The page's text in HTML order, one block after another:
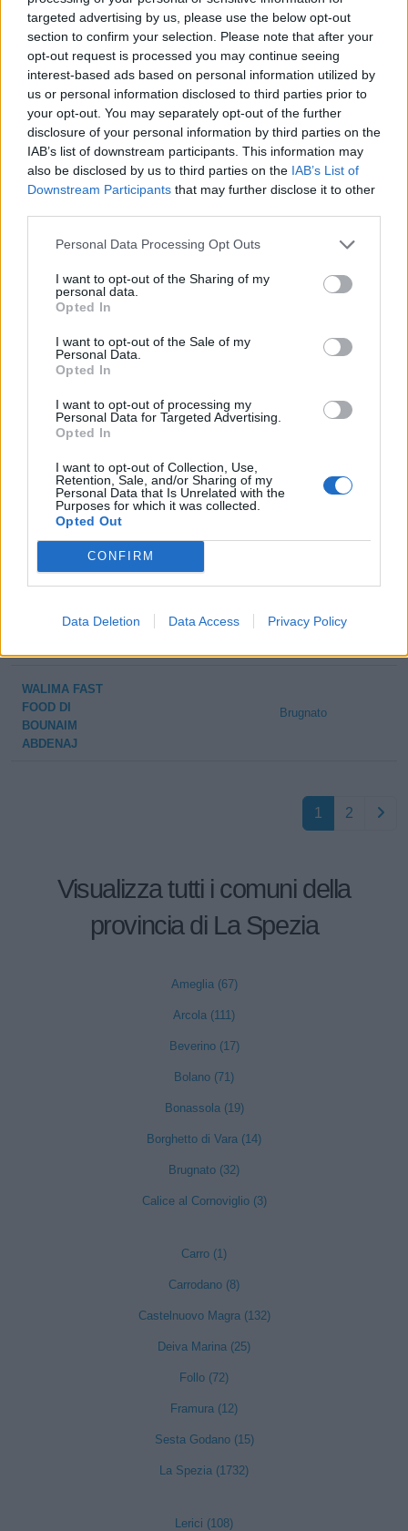
targeted advertising by us, please use the below opt-out
section to confirm your selection. Please note that after your
opt-out request is processed you may continue seeing
interest-based ads based on personal information utilized by
us or personal information disclosed to third parties prior to
your opt-out. You may separately opt-out of the further
disclosure of your personal information by third parties on the
IAB’s list of downstream participants. This information may
also be disclosed by us to third parties on the IAB’s List of
Downstream Participants that may further disclose it to other
Personal Data Processing Opt Outs
I want to opt-out of the Sharing of my
personal data.
Opted In
I want to opt-out of the Sale of my
Personal Data.
Opted In
I want to opt-out of processing my
Personal Data for Targeted Advertising.
Opted In
I want to opt-out of Collection, Use,
Retention, Sale, and/or Sharing of my
Personal Data that Is Unrelated with the
Purposes for which it was collected.
Opted Out
CONFIRM
Data Deletion Data Access Privacy Policy
DEI F.LLI
LUSARDI SNC DI
LUSARDI
Brugnato
F.A.S.
SERRAMENTI DI
GREGORI
LORENZO E C. -
S.A.S.
Brugnato
NOME
BORGO ANTICO
DI REBECCHI
SABRINA & C.
Brugnato
FERNANDA
CONSORZIO DI
COOPERATIVE
SOCIALI
1-2 milioni
SAPORI D'ITALIA
SRL
2-5 milioni
VOLPI FRANCO &
0-1 milioni Brugnato
WALIMA FAST
FOOD DI
BOUNAIM
ABDENAJ
Brugnato
1 2
Visualizza tutti i comuni della
provincia di La Spezia
Ameglia (67)
Arcola (111)
Beverino (17)
Bolano (71)
Bonassola (19)
Borghetto di Vara (14)
Brugnato (32)
Calice al Cornoviglio (3)
Carro (1)
Carrodano (8)
Castelnuovo Magra (132)
Deiva Marina (25)
Follo (72)
Framura (12)
Sesta Godano (15)
La Spezia (1732)
Lerici (108)